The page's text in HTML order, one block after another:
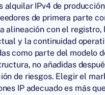
alquilar IPv4 de
de primera parte
alineación con el registro,
y la continuidad
como parte del modelo
no añadidas
de riesgos. Elegir el
IP adecuado es más